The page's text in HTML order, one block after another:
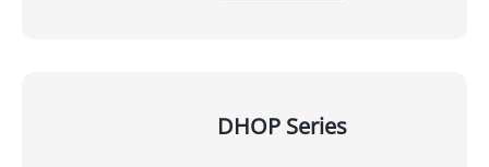
DHOP Series